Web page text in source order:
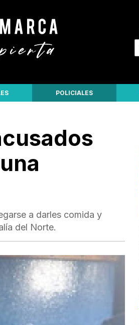
POLICIALES
a darles comida y
del Norte.